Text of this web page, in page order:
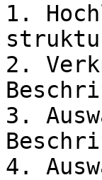
1.
2.
3.
4.